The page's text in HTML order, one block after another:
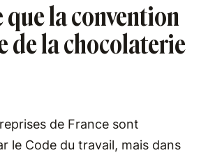
que la convention
de la chocolaterie
de France sont
le Code du travail, mais dans